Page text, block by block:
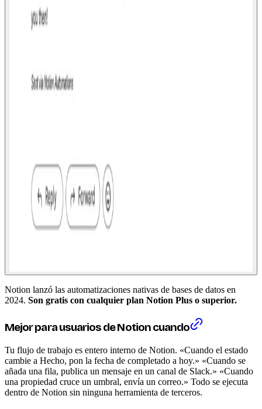
Notion lanzó las automatizaciones nativas de bases de datos en
2024. Son gratis con cualquier plan Notion Plus o superior.
Mejor para usuarios de Notion cuando
Tu flujo de trabajo es entero interno de Notion. «Cuando el estado
cambie a Hecho, pon la fecha de completado a hoy.» «Cuando se
añada una fila, publica un mensaje en un canal de Slack.» «Cuando
una propiedad cruce un umbral, envía un correo.» Todo se ejecuta
dentro de Notion sin ninguna herramienta de terceros.